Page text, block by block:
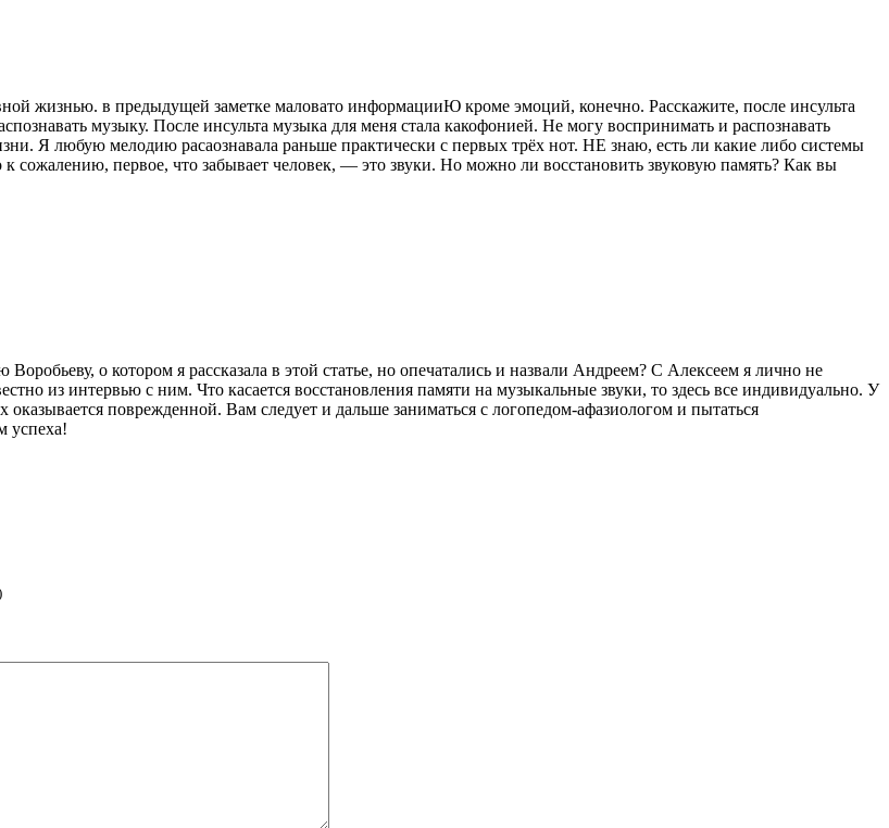
жизнью. в предыдущей заметке маловато информацииЮ кроме эмоций, конечно. Расскажите, после инсульта
музыку. После инсульта музыка для меня стала какофонией. Не могу воспринимать и распознавать
Я любую мелодию расаознавала раньше практически с первых трёх нот. НЕ знаю, есть ли какие либо системы
сожалению, первое, что забывает человек, — это звуки. Но можно ли восстановить звуковую память? Как вы
о котором я рассказала в этой статье, но опечатались и назвали Андреем? С Алексеем я лично не
из интервью с ним. Что касается восстановления памяти на музыкальные звуки, то здесь все индивидуально. У
оказывается поврежденной. Вам следует и дальше заниматься с логопедом-афазиологом и пытаться
успеха!